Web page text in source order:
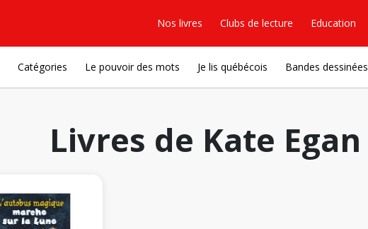
Nos livres Clubs de lecture Education
Catégories Le pouvoir des mots Je lis québécois Bandes dessinées
Livres de Kate Egan